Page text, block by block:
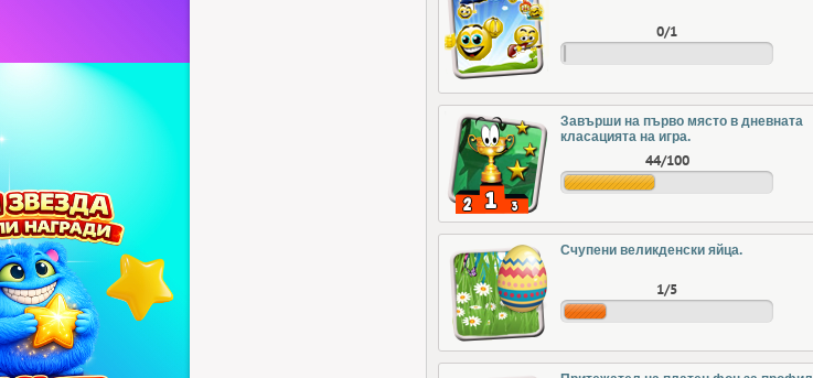
0/1
Завърши на първо място в дневната
класацията на игра.
44/100
Счупени великденски яйца.
1/5